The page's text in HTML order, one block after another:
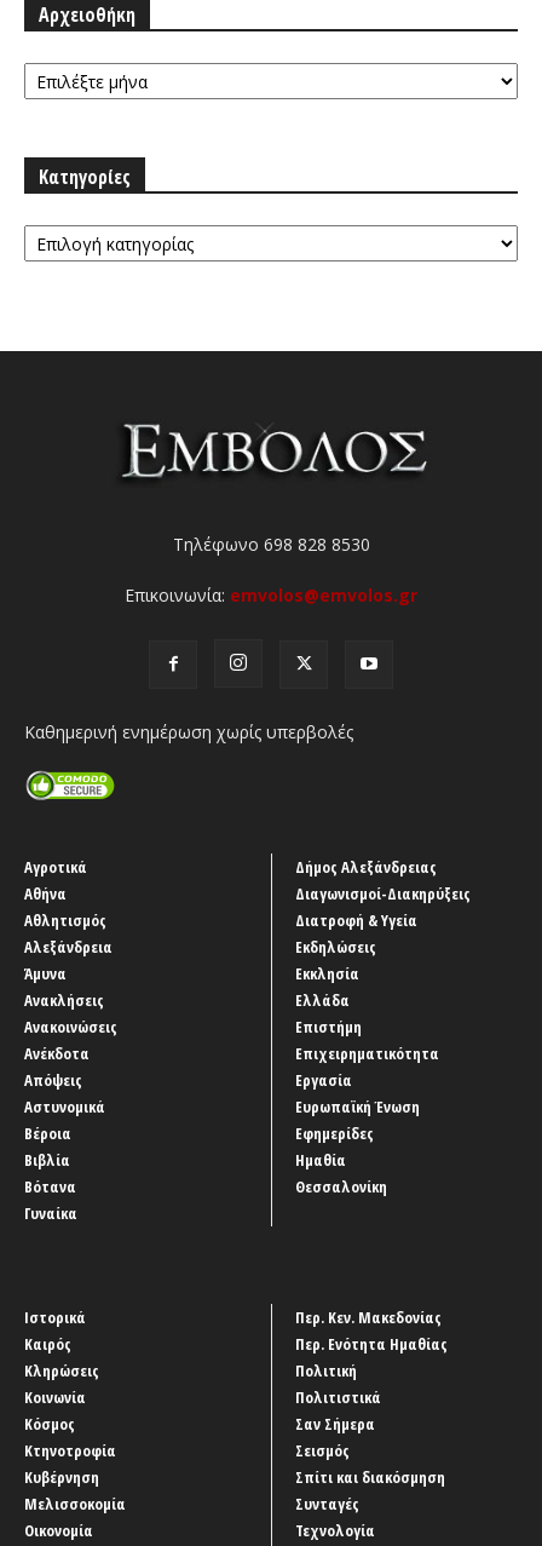
Αρχειοθήκη
Αρχειοθήκη
Κατηγορίες
Κατηγορίες
Τηλέφωνο 698 828 8530
Επικοινωνία: emvolos@emvolos.gr
Καθημερινή ενημέρωση χωρίς υπερβολές
Αγροτικά
Αθήνα
Αθλητισμός
Αλεξάνδρεια
Άμυνα
Ανακλήσεις
Ανακοινώσεις
Ανέκδοτα
Απόψεις
Αστυνομικά
Βέροια
Βιβλία
Βότανα
Γυναίκα
Δήμος Αλεξάνδρειας
Διαγωνισμοί-Διακηρύξεις
Διατροφή & Υγεία
Εκδηλώσεις
Εκκλησία
Ελλάδα
Επιστήμη
Επιχειρηματικότητα
Εργασία
Ευρωπαϊκή Ένωση
Εφημερίδες
Ημαθία
Θεσσαλονίκη
Ιστορικά
Καιρός
Κληρώσεις
Κοινωνία
Κόσμος
Κτηνοτροφία
Κυβέρνηση
Μελισσοκομία
Οικονομία
Περ. Κεν. Μακεδονίας
Περ. Ενότητα Ημαθίας
Πολιτική
Πολιτιστικά
Σαν Σήμερα
Σεισμός
Σπίτι και διακόσμηση
Συνταγές
Τεχνολογία